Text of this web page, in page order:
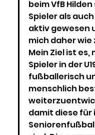
beim VfB
Spieler als
aktiv gewesen
mich daher wie
Mein Ziel ist es,
Spieler in der
fußballerisch
menschlich
damit diese für